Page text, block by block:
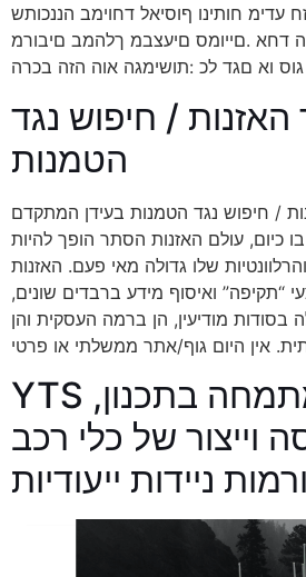
וניתוח מידע חזותי וקולי ממקורות
סמויים. אחד היתרונות הגדולים של
הזה הוא הגמישות: כל דגם או סוג […]
האזנות / חיפוש נגד
הטמנות
/ חיפוש נגד הטמנות בעידן המתקדם
כיום, עולם האזנות הסתר הופך להיות
שלו גדולה מאי פעם. האזנות
ואיסוף מידע ברבדים שונים,
בסודות מודיעין, הן ברמה העסקית והן
YTS מערכות מתמחה בתכנון,
וייצור של כלי רכב
ניידות ייעודיות